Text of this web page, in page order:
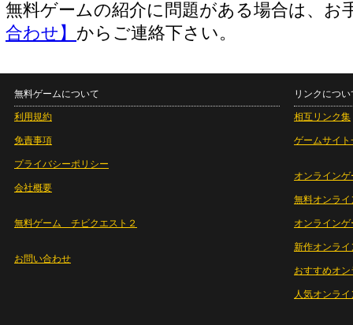
無料ゲームの紹介に問題がある場合は、お
合わせ】 からご連絡下さい。
無料ゲームについて
利用規約
免責事項
プライバシーポリシー
会社概要
無料ゲーム チビクエスト２
お問い合わせ
リンクについ
相互リンク集
ゲームサイト
オンラインゲ
無料オンライ
オンライン
新作オンライ
おすすめオ
人気オンラ